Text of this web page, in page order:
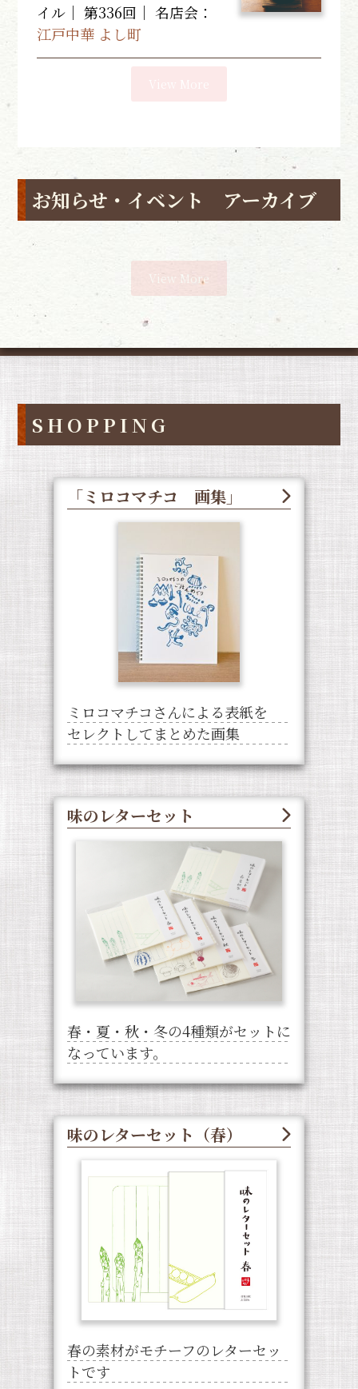
イル｜ 第336回｜名店会：
江戸中華 よし町
お知らせ・イベント アーカイブ
View More
SHOPPING
「ミロコマチコ 画集」
ミロコマチコさんによる表紙を
セレクトしてまとめた画集
味のレターセット
春・夏・秋・冬の4種類がセットに
なっています。
味のレターセット（春）
春の素材がモチーフのレターセッ
トです